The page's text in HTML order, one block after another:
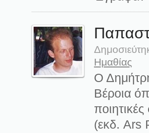
Ημαθίας
Ο
Βέροια
(εκδ. Ars